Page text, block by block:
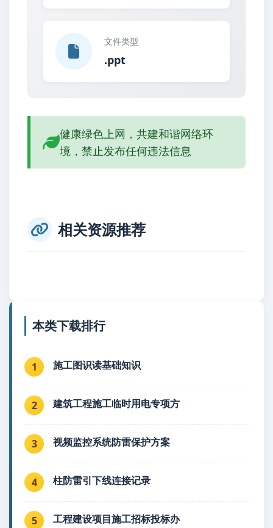
文件类型
.ppt
健康绿色上网，共建和谐网络环
境，禁止发布任何违法信息
相关资源推荐
本类下载排行
1 施工图识读基础知识
2 建筑工程施工临时用电专项方
3 视频监控系统防雷保护方案
4 柱防雷引下线连接记录
5 工程建设项目施工招标投标办